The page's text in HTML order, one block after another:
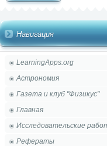
Навигация
LearningApps.org
Астрономия
Газета и клуб "Физикус"
Главная
Исследовательские
Рефераты